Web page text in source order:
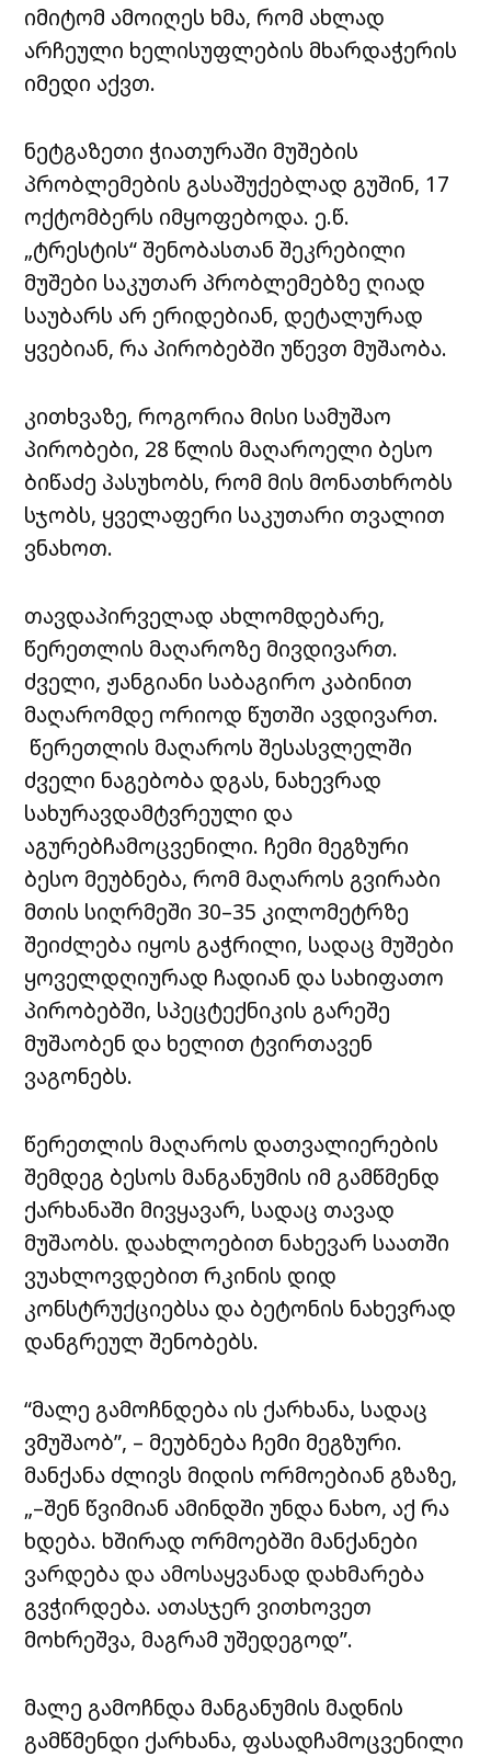
იმიტომ ამოიღეს ხმა, რომ ახლად
არჩეული ხელისუფლების მხარდაჭერის
იმედი აქვთ.
ნეტგაზეთი ჭიათურაში მუშების
პრობლემების გასაშუქებლად გუშინ, 17
ოქტომბერს იმყოფებოდა. ე.წ.
„ტრესტის“ შენობასთან შეკრებილი
მუშები საკუთარ პრობლემებზე ღიად
საუბარს არ ერიდებიან, დეტალურად
ყვებიან, რა პირობებში უწევთ მუშაობა.
კითხვაზე, როგორია მისი სამუშაო
პირობები, 28 წლის მაღაროელი ბესო
ბიწაძე პასუხობს, რომ მის მონათხრობს
სჯობს, ყველაფერი საკუთარი თვალით
ვნახოთ.
თავდაპირველად ახლომდებარე,
წერეთლის მაღაროზე მივდივართ.
ძველი, ჟანგიანი საბაგირო კაბინით
მაღარომდე ორიოდ წუთში ავდივართ.
წერეთლის მაღაროს შესასვლელში
ძველი ნაგებობა დგას, ნახევრად
სახურავდამტვრეული და
აგურებჩამოცვენილი. ჩემი მეგზური
ბესო მეუბნება, რომ მაღაროს გვირაბი
მთის სიღრმეში 30–35 კილომეტრზე
შეიძლება იყოს გაჭრილი, სადაც მუშები
ყოველდღიურად ჩადიან და სახიფათო
პირობებში, სპეცტექნიკის გარეშე
მუშაობენ და ხელით ტვირთავენ
ვაგონებს.
წერეთლის მაღაროს დათვალიერების
შემდეგ ბესოს მანგანუმის იმ გამწმენდ
ქარხანაში მივყავარ, სადაც თავად
მუშაობს. დაახლოებით ნახევარ საათში
ვუახლოვდებით რკინის დიდ
კონსტრუქციებსა და ბეტონის ნახევრად
დანგრეულ შენობებს.
“მალე გამოჩნდება ის ქარხანა, სადაც
ვმუშაობ”, – მეუბნება ჩემი მეგზური.
მანქანა ძლივს მიდის ორმოებიან გზაზე,
„–შენ წვიმიან ამინდში უნდა ნახო, აქ რა
ხდება. ხშირად ორმოებში მანქანები
ვარდება და ამოსაყვანად დახმარება
გვჭირდება. ათასჯერ ვითხოვეთ
მოხრეშვა, მაგრამ უშედეგოდ”.
მალე გამოჩნდა მანგანუმის მადნის
გამწმენდი ქარხანა, ფასადჩამოცვენილი